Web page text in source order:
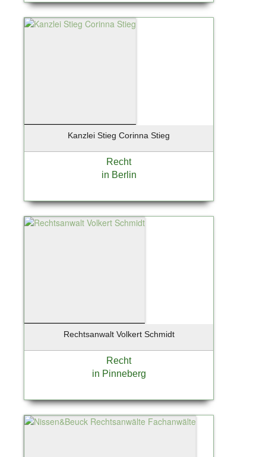
Kanzlei Stieg Corinna Stieg
Recht
in Berlin
Rechtsanwalt Volkert Schmidt
Recht
in Pinneberg